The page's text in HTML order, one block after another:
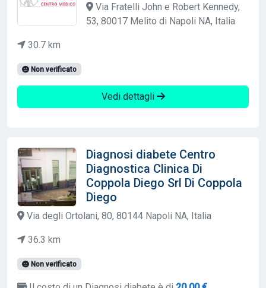
Via Fratelli John e Robert Kennedy,
53, 80017 Melito di Napoli NA, Italia
30.7 km
Non verificato
Vedi dettagli
Diagnosi diabete Centro
Diagnostica Clinica Di
Coppola Diego Srl Di Coppola
Diego
Via degli Ortolani, 80, 80144 Napoli NA, Italia
36.3 km
Non verificato